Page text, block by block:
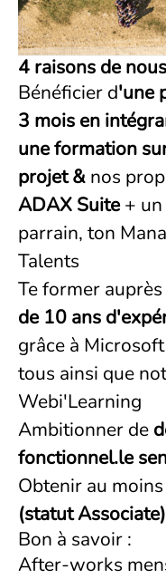
4 raisons de
Bénéficier d'une
3 mois en
une formation
projet & nos
ADAX Suite+
parrain, ton
Talents
Te former
de 10 ans
grâce à
tous ainsi que
Webi'Learning
Ambitionner de
fonctionnel.le
Obtenir au moins
(statut Associate)
Bon à savoir :
After-works